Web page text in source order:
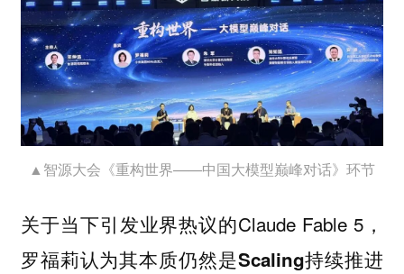
▲智源大会《重构世界——中国大模型巅峰对话》环节
关于当下引发业界热议的Claude Fable 5，
罗福莉认为其本质仍然是Scaling持续推进